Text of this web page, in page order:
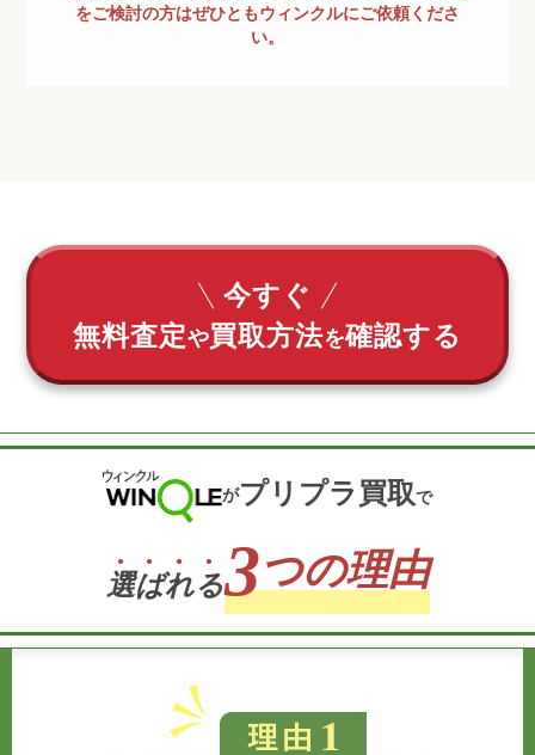
をご検討の方はぜひともウィンクルにご依頼くださ
い。
今すぐ
無料査定や買取方法を確認する
がプリプラ買取で
選ばれる3つの理由